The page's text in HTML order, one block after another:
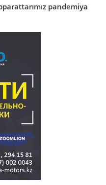
pandemiya